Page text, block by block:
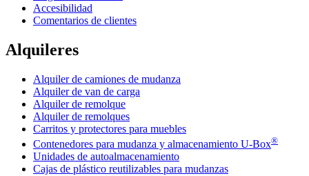
Accesibilidad
Comentarios de clientes
Alquileres
Alquiler de camiones de mudanza
Alquiler de van de carga
Alquiler de remolque
Alquiler de remolques
Carritos y protectores para muebles
Contenedores para mudanza y almacenamiento U-Box®
Unidades de autoalmacenamiento
Cajas de plástico reutilizables para mudanzas